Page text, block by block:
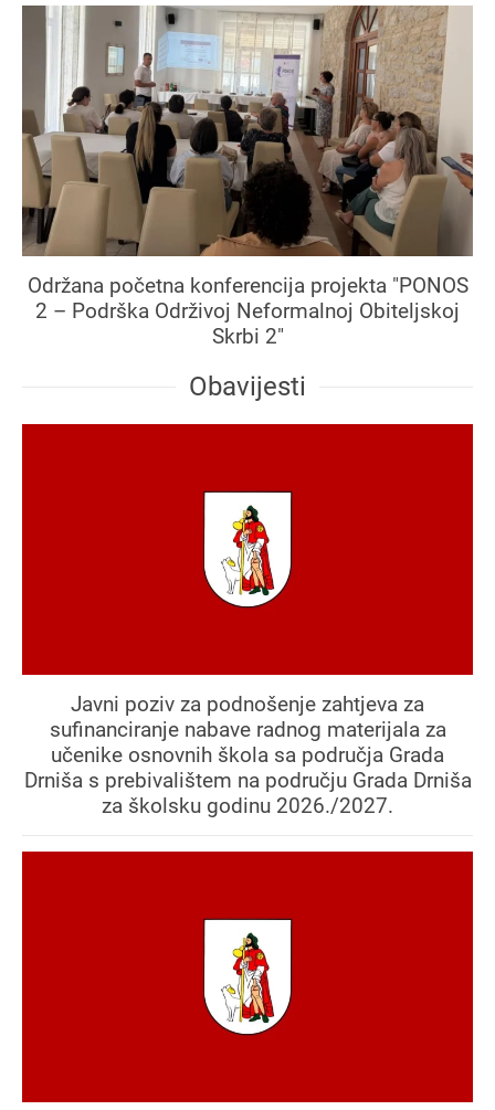
Održana početna konferencija projekta "PONOS
2 – Podrška Održivoj Neformalnoj Obiteljskoj
Skrbi 2"
Obavijesti
Javni poziv za podnošenje zahtjeva za
sufinanciranje nabave radnog materijala za
učenike osnovnih škola sa područja Grada
Drniša s prebivalištem na području Grada Drniša
za školsku godinu 2026./2027.